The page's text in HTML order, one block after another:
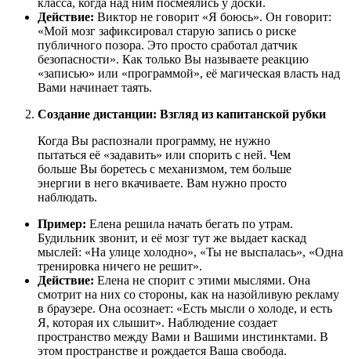
класса, когда над ним посмеялись у доски.
Действие: Виктор не говорит «Я боюсь». Он говорит:
«Мой мозг зафиксировал старую запись о риске
публичного позора. Это просто сработал датчик
безопасности». Как только Вы называете реакцию
«записью» или «программой», её магическая власть над
Вами начинает таять.
Создание дистанции: Взгляд из капитанской рубки
Когда Вы распознали программу, не нужно
пытаться её «задавить» или спорить с ней. Чем
больше Вы боретесь с механизмом, тем больше
энергии в него вкачиваете. Вам нужно просто
наблюдать.
Пример: Елена решила начать бегать по утрам.
Будильник звонит, и её мозг тут же выдает каскад
мыслей: «На улице холодно», «Ты не выспалась», «Одна
тренировка ничего не решит».
Действие: Елена не спорит с этими мыслями. Она
смотрит на них со стороны, как на назойливую рекламу
в браузере. Она осознает: «Есть мысли о холоде, и есть
Я, которая их слышит». Наблюдение создает
пространство между Вами и Вашими инстинктами. В
этом пространстве и рождается Ваша свобода.